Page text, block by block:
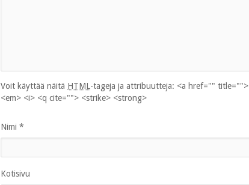
Voit käyttää näitä HTML-tageja ja attribuutteja: <a href=""
<em> <i> <q cite=""> <strike> <strong>
Nimi *
Kotisivu